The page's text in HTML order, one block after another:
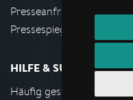
Presseanfrage stellen
Pressespiegel
HILFE & SUPPORT
Häufig gestellte Fragen